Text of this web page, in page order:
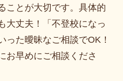
ことが大切です。具体的
大丈夫！「不登校になっ
た曖昧なご相談でOK！
お早めにご相談くださ